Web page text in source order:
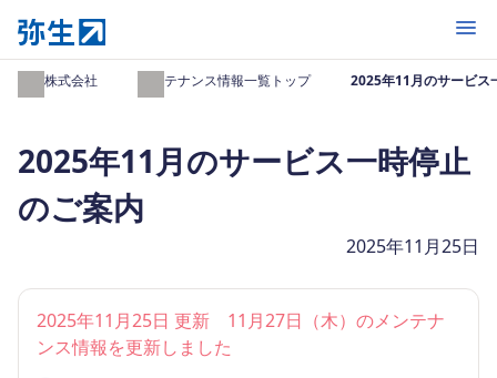
開く
弥生株式会社 メンテナンス情報一覧トップ 2025年11月のサービス
2025年11月のサービス一時停止
のご案内
2025年11月25日
2025年11月25日 更新 11月27日（木）のメンテナ
ンス情報を更新しました